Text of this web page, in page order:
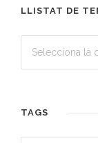
LLISTAT DE
TAGS